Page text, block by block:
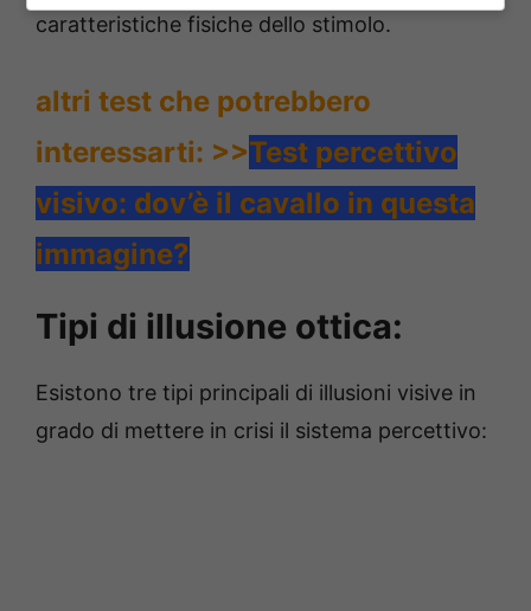
caratteristiche fisiche dello stimolo.
altri test che potrebbero
interessarti: >>Test percettivo
visivo: dov’è il cavallo in questa
immagine?
Tipi di illusione ottica:
Esistono tre tipi principali di illusioni visive in
grado di mettere in crisi il sistema percettivo: